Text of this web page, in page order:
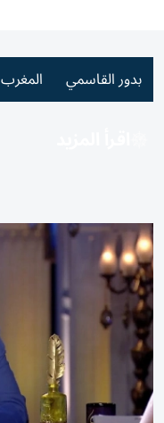
بدور القاسمي المغرب